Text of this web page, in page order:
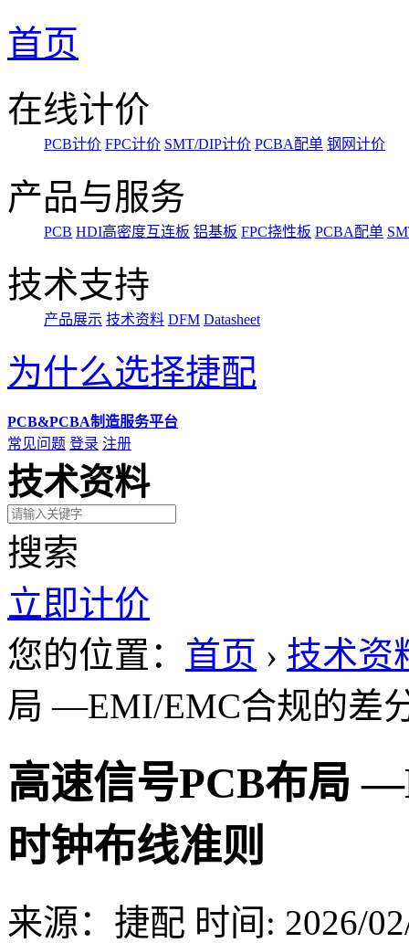
首页
在线计价
PCB计价 FPC计价 SMT/DIP计价 PCBA配单 钢网计价
产品与服务
PCB HDI高密度互连板 铝基板 FPC挠性板 PCBA配单
技术支持
产品展示 技术资料 DFM Datasheet
为什么选择捷配
PCB&PCBA制造服务平台
常见问题 登录 注册
技术资料
搜索
立即计价
您的位置： 首页 › 技术资
局 —EMI/EMC合规的差
高速信号PCB布局
时钟布线准则
来源：捷配 时间: 2026/